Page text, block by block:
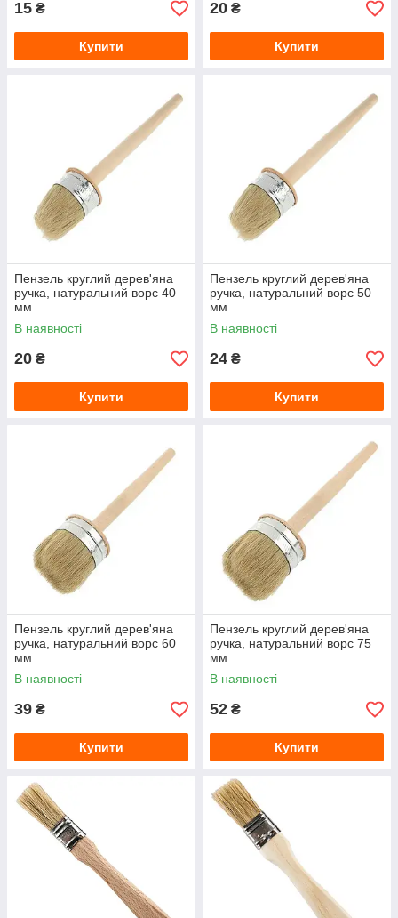
15 ₴
Купити
20 ₴
Купити
Пензель круглий дерев'яна
ручка, натуральний ворс 40
мм
В наявності
20 ₴
Купити
Пензель круглий дерев'яна
ручка, натуральний ворс 50
мм
В наявності
24 ₴
Купити
Пензель круглий дерев'яна
ручка, натуральний ворс 60
мм
В наявності
39 ₴
Купити
Пензель круглий дерев'яна
ручка, натуральний ворс 75
мм
В наявності
52 ₴
Купити